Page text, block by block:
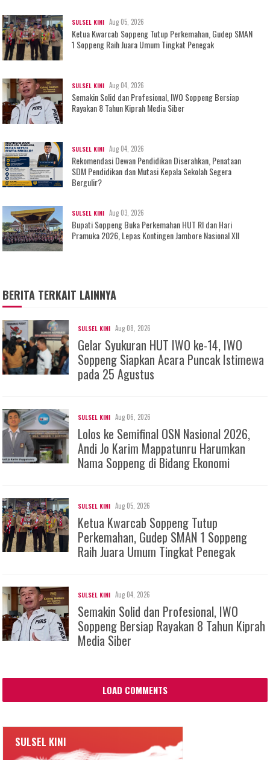
SULSEL KINI Aug 05, 2026
Ketua Kwarcab Soppeng Tutup Perkemahan, Gudep SMAN
1 Soppeng Raih Juara Umum Tingkat Penegak
SULSEL KINI Aug 04, 2026
Semakin Solid dan Profesional, IWO Soppeng Bersiap
Rayakan 8 Tahun Kiprah Media Siber
SULSEL KINI Aug 04, 2026
Rekomendasi Dewan Pendidikan Diserahkan, Penataan
SDM Pendidikan dan Mutasi Kepala Sekolah Segera
Bergulir?
SULSEL KINI Aug 03, 2026
Bupati Soppeng Buka Perkemahan HUT RI dan Hari
Pramuka 2026, Lepas Kontingen Jambore Nasional XII
BERITA TERKAIT LAINNYA
SULSEL KINI Aug 08, 2026
Gelar Syukuran HUT IWO ke-14, IWO
Soppeng Siapkan Acara Puncak Istimewa
pada 25 Agustus
SULSEL KINI Aug 06, 2026
Lolos ke Semifinal OSN Nasional 2026,
Andi Jo Karim Mappatunru Harumkan
Nama Soppeng di Bidang Ekonomi
SULSEL KINI Aug 05, 2026
Ketua Kwarcab Soppeng Tutup
Perkemahan, Gudep SMAN 1 Soppeng
Raih Juara Umum Tingkat Penegak
SULSEL KINI Aug 04, 2026
Semakin Solid dan Profesional, IWO
Soppeng Bersiap Rayakan 8 Tahun Kiprah
Media Siber
LOAD COMMENTS
SULSEL KINI